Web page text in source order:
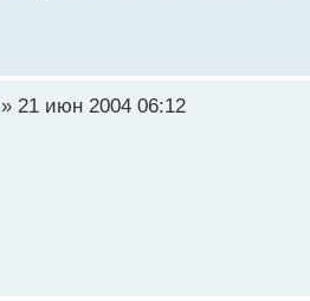
» 21 июн 2004 06:12